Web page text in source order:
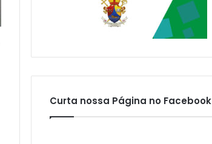
Curta nossa Página no Facebook